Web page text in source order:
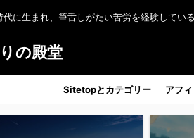
代に生まれ、筆舌しがたい苦労を経験してい
の殿堂
Sitetopとカテゴリー アフィ